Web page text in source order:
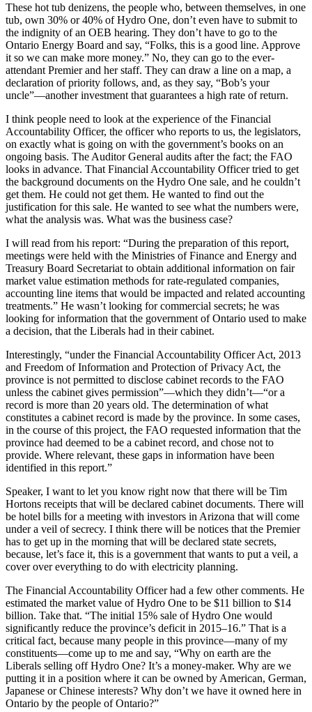
These hot tub denizens, the people who, between themselves, in one
tub, own 30% or 40% of Hydro One, don’t even have to submit to
the indignity of an OEB hearing. They don’t have to go to the
Ontario Energy Board and say, “Folks, this is a good line. Approve
it so we can make more money.” No, they can go to the ever-
attendant Premier and her staff. They can draw a line on a map, a
declaration of priority follows, and, as they say, “Bob’s your
uncle”—another investment that guarantees a high rate of return.
I think people need to look at the experience of the Financial
Accountability Officer, the officer who reports to us, the legislators,
on exactly what is going on with the government’s books on an
ongoing basis. The Auditor General audits after the fact; the FAO
looks in advance. That Financial Accountability Officer tried to get
the background documents on the Hydro One sale, and he couldn’t
get them. He could not get them. He wanted to find out the
justification for this sale. He wanted to see what the numbers were,
what the analysis was. What was the business case?
I will read from his report: “During the preparation of this report,
meetings were held with the Ministries of Finance and Energy and
Treasury Board Secretariat to obtain additional information on fair
market value estimation methods for rate-regulated companies,
accounting line items that would be impacted and related accounting
treatments.” He wasn’t looking for commercial secrets; he was
looking for information that the government of Ontario used to make
a decision, that the Liberals had in their cabinet.
Interestingly, “under the Financial Accountability Officer Act, 2013
and Freedom of Information and Protection of Privacy Act, the
province is not permitted to disclose cabinet records to the FAO
unless the cabinet gives permission”—which they didn’t—“or a
record is more than 20 years old. The determination of what
constitutes a cabinet record is made by the province. In some cases,
in the course of this project, the FAO requested information that the
province had deemed to be a cabinet record, and chose not to
provide. Where relevant, these gaps in information have been
identified in this report.”
Speaker, I want to let you know right now that there will be Tim
Hortons receipts that will be declared cabinet documents. There will
be hotel bills for a meeting with investors in Arizona that will come
under a veil of secrecy. I think there will be notices that the Premier
has to get up in the morning that will be declared state secrets,
because, let’s face it, this is a government that wants to put a veil, a
cover over everything to do with electricity planning.
The Financial Accountability Officer had a few other comments. He
estimated the market value of Hydro One to be $11 billion to $14
billion. Take that. “The initial 15% sale of Hydro One would
significantly reduce the province’s deficit in 2015–16.” That is a
critical fact, because many people in this province—many of my
constituents—come up to me and say, “Why on earth are the
Liberals selling off Hydro One? It’s a money-maker. Why are we
putting it in a position where it can be owned by American, German,
Japanese or Chinese interests? Why don’t we have it owned here in
Ontario by the people of Ontario?”